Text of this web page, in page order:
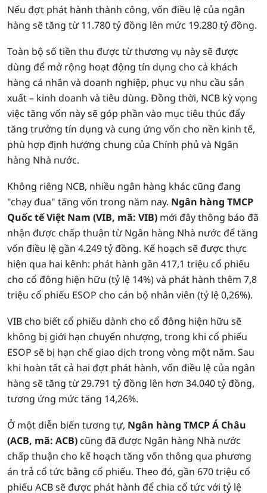
Nếu đợt phát hành thành công, vốn điều lệ của ngân
hàng sẽ tăng từ 11.780 tỷ đồng lên mức 19.280 tỷ đồng.
Toàn bộ số tiền thu được từ thương vụ này sẽ được
dùng để mở rộng hoạt động tín dụng cho cả khách
hàng cá nhân và doanh nghiệp, phục vụ nhu cầu sản
xuất – kinh doanh và tiêu dùng. Đồng thời, NCB kỳ vọng
việc tăng vốn này sẽ góp phần vào mục tiêu thúc đẩy
tăng trưởng tín dụng và cung ứng vốn cho nền kinh tế,
phù hợp định hướng chung của Chính phủ và Ngân
hàng Nhà nước.
Không riêng NCB, nhiều ngân hàng khác cũng đang
"chạy đua" tăng vốn trong năm nay. Ngân hàng TMCP
Quốc tế Việt Nam (VIB, mã: VIB) mới đây thông báo đã
nhận được chấp thuận từ Ngân hàng Nhà nước để tăng
vốn điều lệ gần 4.249 tỷ đồng. Kế hoạch sẽ được thực
hiện qua hai kênh: phát hành gần 417,1 triệu cổ phiếu
cho cổ đông hiện hữu (tỷ lệ 14%) và phát hành thêm 7,8
triệu cổ phiếu ESOP cho cán bộ nhân viên (tỷ lệ 0,26%).
VIB cho biết cổ phiếu dành cho cổ đông hiện hữu sẽ
không bị giới hạn chuyển nhượng, trong khi cổ phiếu
ESOP sẽ bị hạn chế giao dịch trong vòng một năm. Sau
khi hoàn tất cả hai đợt phát hành, vốn điều lệ của ngân
hàng sẽ tăng từ 29.791 tỷ đồng lên hơn 34.040 tỷ đồng,
tương ứng mức tăng 14,26%.
Ở một diễn biến tương tự, Ngân hàng TMCP Á Châu
(ACB, mã: ACB) cũng đã được Ngân hàng Nhà nước
chấp thuận cho kế hoạch tăng vốn thông qua phương
án trả cổ tức bằng cổ phiếu. Theo đó, gần 670 triệu cổ
phiếu ACB sẽ được phát hành để chia cổ tức với tỷ lệ